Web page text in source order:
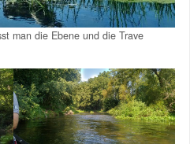
man die Ebene und die Trave